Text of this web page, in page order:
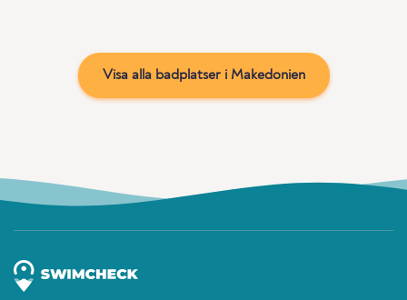
Visa alla badplatser i Makedonien